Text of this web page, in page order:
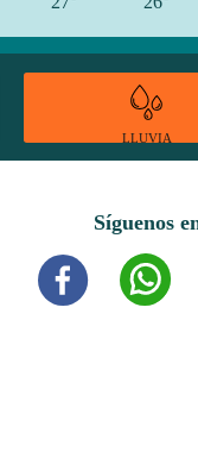
LLUVIA
Síguenos